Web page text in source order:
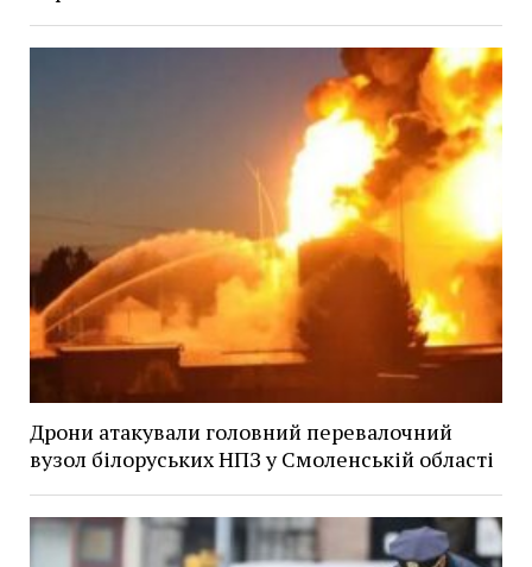
Дрони атакували головний перевалочний
вузол білоруських НПЗ у Смоленській області